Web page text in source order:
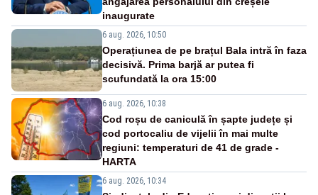
inaugurate
6 aug. 2026, 10:50
Operațiunea de pe brațul Bala intră în faza
decisivă. Prima barjă ar putea fi
scufundată la ora 15:00
6 aug. 2026, 10:38
Cod roșu de caniculă în șapte județe și
cod portocaliu de vijelii în mai multe
regiuni: temperaturi de 41 de grade -
HARTA
6 aug. 2026, 10:34